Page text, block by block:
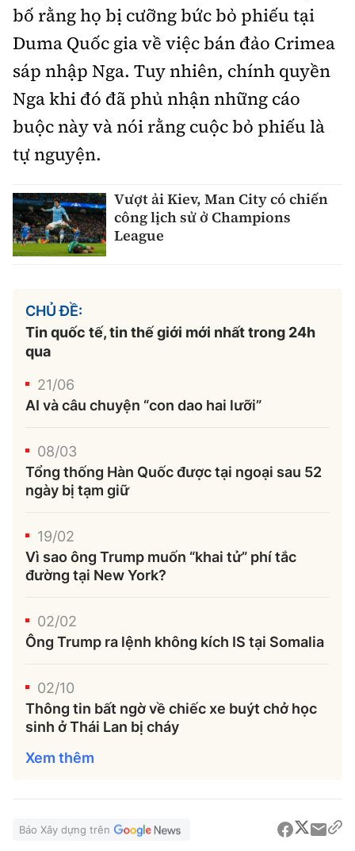
bố rằng họ bị cưỡng bức bỏ phiếu tại
Duma Quốc gia về việc bán đảo Crimea
sáp nhập Nga. Tuy nhiên, chính quyền
Nga khi đó đã phủ nhận những cáo
buộc này và nói rằng cuộc bỏ phiếu là
tự nguyện.
Vượt ải Kiev, Man City có chiến
công lịch sử ở Champions
League
CHỦ ĐỀ:
Tin quốc tế, tin thế giới mới nhất trong 24h
qua
21/06
AI và câu chuyện “con dao hai lưỡi”
08/03
Tổng thống Hàn Quốc được tại ngoại sau 52
ngày bị tạm giữ
19/02
Vì sao ông Trump muốn “khai tử” phí tắc
đường tại New York?
02/02
Ông Trump ra lệnh không kích IS tại Somalia
02/10
Thông tin bất ngờ về chiếc xe buýt chở học
sinh ở Thái Lan bị cháy
Xem thêm
Báo Xây dựng trên